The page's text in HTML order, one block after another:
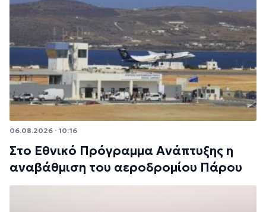
06.08.2026 · 10:16
Στο Εθνικό Πρόγραμμα Ανάπτυξης η
αναβάθμιση του αεροδρομίου Πάρου